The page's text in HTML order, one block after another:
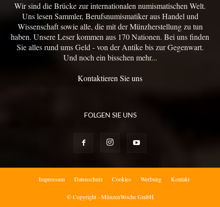
Wir sind die Brücke zur internationalen numismatischen Welt.
Uns lesen Sammler, Berufsnumismatiker aus Handel und
Wissenschaft sowie alle, die mit der Münzherstellung zu tun
haben. Unsere Leser kommen aus 170 Nationen. Bei uns finden
Sie alles rund ums Geld - von der Antike bis zur Gegenwart.
Und noch ein bisschen mehr...
Kontaktieren Sie uns
FOLGEN SIE UNS
Impressum Datenschutz Cookies Werbung Kontakt
© Copyright - MünzenWoche GmbH